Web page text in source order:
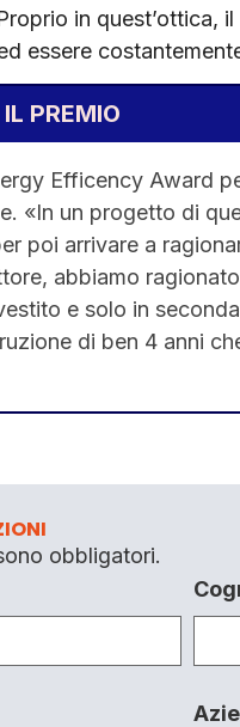
in quest’ottica,
essere
PREMIO
Efficency Award
«In un progetto di
poi arrivare a
abbiamo
e solo in
di ben 4 anni
obbligatori.